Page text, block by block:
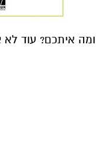
ומה איתכם? עוד